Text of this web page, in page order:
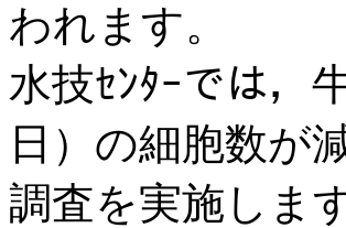
われます。
水技ｾﾝﾀｰでは，
日）の細胞数が
調査を実施しま